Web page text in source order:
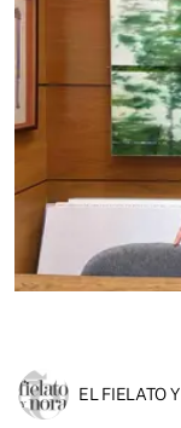
EL FIELATO